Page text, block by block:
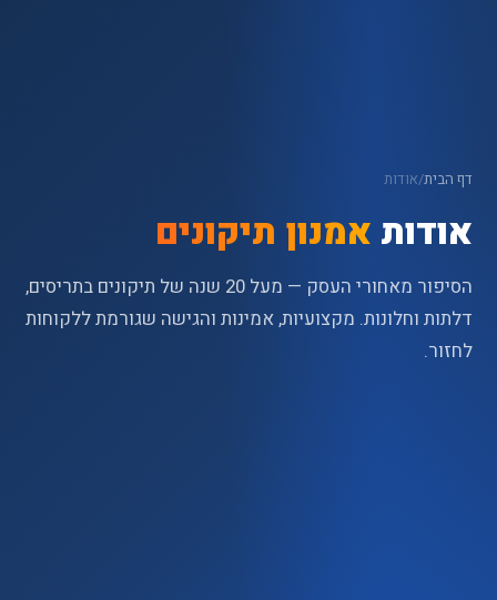
דף הבית/אודות
אודות אמנון תיקונים
הסיפור מאחורי העסק — מעל 20 שנה של תיקונים בתריסים,
דלתות וחלונות. מקצועיות, אמינות והגישה שגורמת ללקוחות
לחזור.